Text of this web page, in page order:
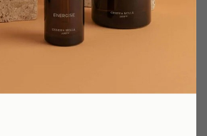
перед использованием.
одежду, шторы и ковры.
еды, домашних животных.
пыль со всей мебели или предметов
любой поверхности.